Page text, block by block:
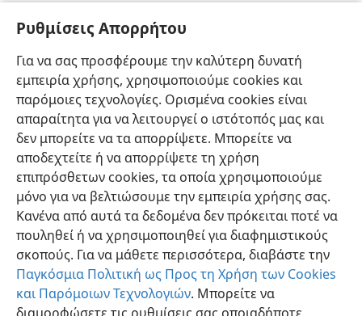
Ρυθμίσεις Απορρήτου
Για να σας προσφέρουμε την καλύτερη δυνατή
εμπειρία χρήσης, χρησιμοποιούμε cookies και
παρόμοιες τεχνολογίες. Ορισμένα cookies είναι
απαραίτητα για να λειτουργεί ο ιστότοπός μας και
δεν μπορείτε να τα απορρίψετε. Μπορείτε να
αποδεχτείτε ή να απορρίψετε τη χρήση
επιπρόσθετων cookies, τα οποία χρησιμοποιούμε
μόνο για να βελτιώσουμε την εμπειρία χρήσης σας.
Κανένα από αυτά τα δεδομένα δεν πρόκειται ποτέ να
πουληθεί ή να χρησιμοποιηθεί για διαφημιστικούς
σκοπούς. Για να μάθετε περισσότερα, διαβάστε την
Παγκόσμια Πολιτική ως Προς τη Χρήση των Cookies
και Παρόμοιων Τεχνολογιών. Μπορείτε να
έθνη, +βαφτίζοντάς τους+στο όνομα του Πατέρα και
του Γιου και του αγίου πνεύματος,
διδάσκοντάς
τους να τηρούν όλα όσα σας έχω παραγγείλει.
εγώ είμαι μαζί σας όλες τις ημέρες μέχρι την τελική
περίοδο του συστήματος πραγμάτων». * +
Ελληνική Κοινή Χρήση Προτιμήσεις
Copyright© 2026 Watch Tower Bible and Tract Society of Pennsylvania
Όροι Χρήσης Πολιτική Απορρήτου
Ρυθμίσεις Απορρήτου
JW.ORG
Σύνδεση